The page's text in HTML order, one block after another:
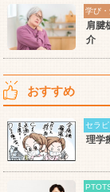
学び
肩腱
介
おすすめ
セラ
理学